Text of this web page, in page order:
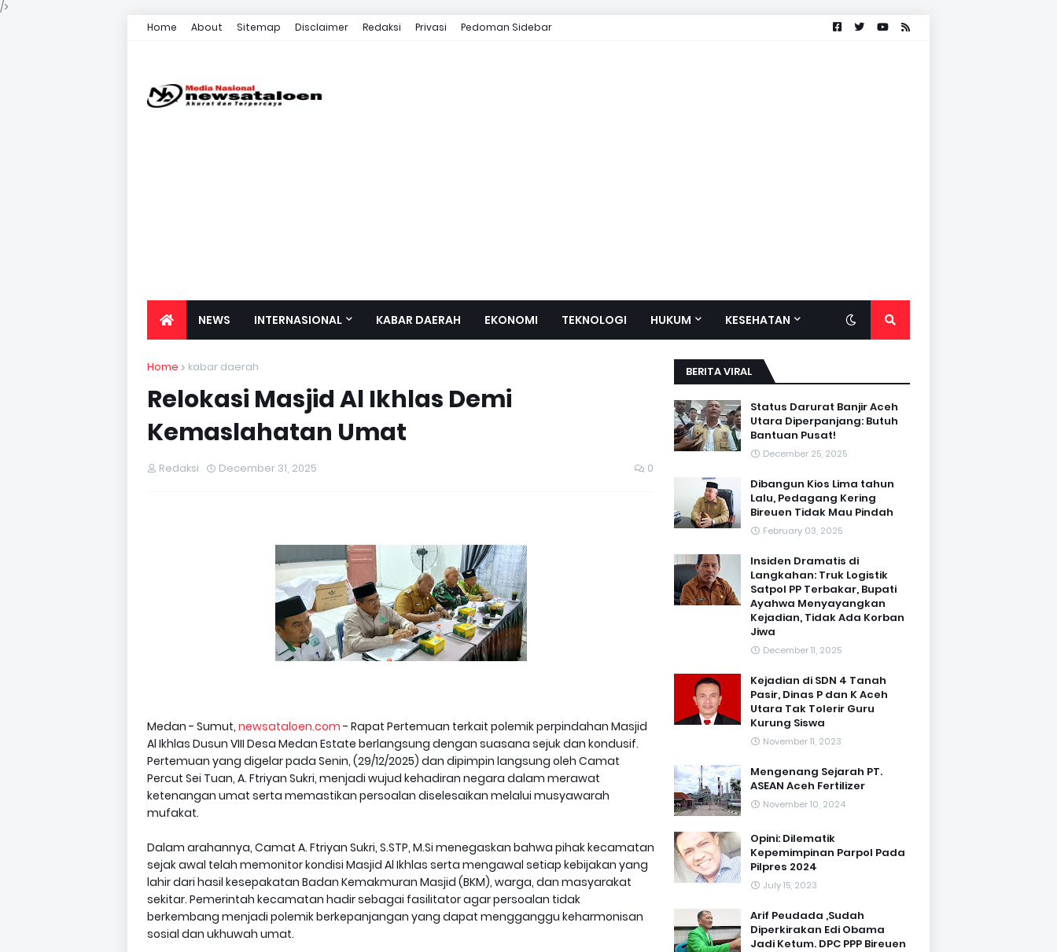
/>
Home About Sitemap Disclaimer Redaksi Privasi Pedoman Sidebar
NEWS INTERNASIONAL KABAR DAERAH EKONOMI TEKNOLOGI HUKUM KESEHATAN
Home kabar daerah
Relokasi Masjid Al Ikhlas Demi
Kemaslahatan Umat
Redaksi December 31, 2025 0
Medan - Sumut, newsataloen.com - Rapat Pertemuan terkait polemik perpindahan Masjid
Al Ikhlas Dusun VIII Desa Medan Estate berlangsung dengan suasana sejuk dan kondusif.
Pertemuan yang digelar pada Senin, (29/12/2025) dan dipimpin langsung oleh Camat
Percut Sei Tuan, A. Ftriyan Sukri, menjadi wujud kehadiran negara dalam merawat
ketenangan umat serta memastikan persoalan diselesaikan melalui musyawarah
mufakat.
Dalam arahannya, Camat A. Ftriyan Sukri, S.STP, M.Si menegaskan bahwa pihak kecamatan
sejak awal telah memonitor kondisi Masjid Al Ikhlas serta mengawal setiap kebijakan yang
lahir dari hasil kesepakatan Badan Kemakmuran Masjid (BKM), warga, dan masyarakat
sekitar. Pemerintah kecamatan hadir sebagai fasilitator agar persoalan tidak
berkembang menjadi polemik berkepanjangan yang dapat mengganggu keharmonisan
sosial dan ukhuwah umat.
BERITA VIRAL
Status Darurat Banjir Aceh
Utara Diperpanjang: Butuh
Bantuan Pusat!
December 25, 2025
Dibangun Kios Lima tahun
Lalu, Pedagang Kering
Bireuen Tidak Mau Pindah
February 03, 2025
Insiden Dramatis di
Langkahan: Truk Logistik
Satpol PP Terbakar, Bupati
Ayahwa Menyayangkan
Kejadian, Tidak Ada Korban
Jiwa
December 11, 2025
Kejadian di SDN 4 Tanah
Pasir, Dinas P dan K Aceh
Utara Tak Tolerir Guru
Kurung Siswa
November 11, 2023
Mengenang Sejarah PT.
ASEAN Aceh Fertilizer
November 10, 2024
Opini: Dilematik
Kepemimpinan Parpol Pada
Pilpres 2024
July 15, 2023
Arif Peudada ,Sudah
Diperkirakan Edi Obama
Jadi Ketum. DPC PPP Bireuen